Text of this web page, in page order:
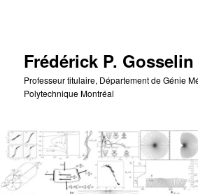
Frédérick P. Gosselin
Professeur titulaire, Département de Génie
Polytechnique Montréal